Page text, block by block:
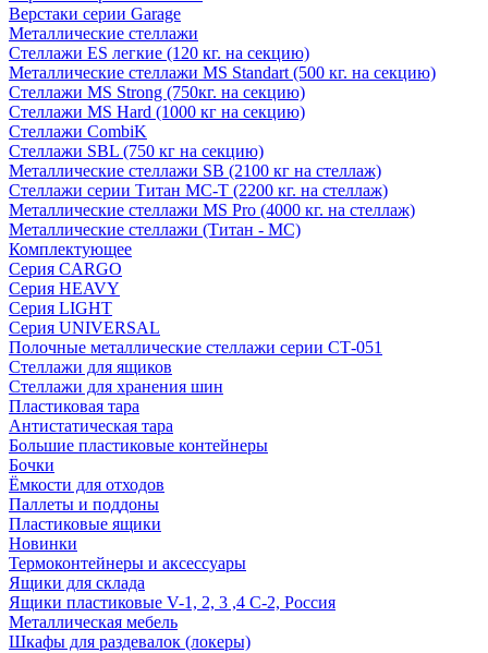
Верстаки серии Garage
Металлические стеллажи
Стеллажи ES легкие (120 кг. на секцию)
Металлические стеллажи MS Standart (500 кг. на секцию)
Стеллажи MS Strong (750кг. на секцию)
Стеллажи MS Hard (1000 кг на секцию)
Стеллажи CombiK
Стеллажи SBL (750 кг на секцию)
Металлические стеллажи SB (2100 кг на стеллаж)
Стеллажи серии Титан МС-Т (2200 кг. на стеллаж)
Металлические стеллажи MS Pro (4000 кг. на стеллаж)
Металлические стеллажи (Титан - МС)
Комплектующее
Серия CARGO
Серия HEAVY
Серия LIGHT
Серия UNIVERSAL
Полочные металлические стеллажи серии СТ-051
Стеллажи для ящиков
Стеллажи для хранения шин
Пластиковая тара
Антистатическая тара
Большие пластиковые контейнеры
Бочки
Ёмкости для отходов
Паллеты и поддоны
Пластиковые ящики
Новинки
Термоконтейнеры и аксессуары
Ящики для склада
Ящики пластиковые V-1, 2, 3 ,4 С-2, Россия
Металлическая мебель
Шкафы для раздевалок (локеры)